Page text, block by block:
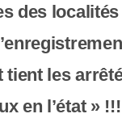
des
tient les
en l’état » !!!